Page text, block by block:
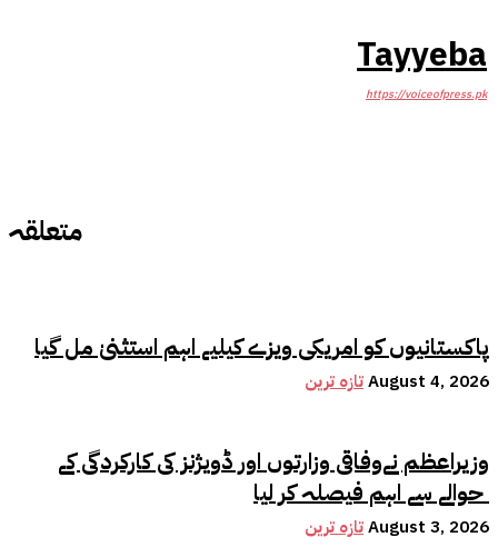
متعلقہ
پاکستانیوں کو امریکی ویزے کیلیے اہم استثنیٰ مل گیا
تازہ ترینAugust 4, 2026
وزیراعظم نےوفاقی وزارتوں اور ڈویژنز کی کارکردگی کے
حوالے سے اہم فیصلہ کر لیا
تازہ ترینAugust 3, 2026
Tayyeba
https://voiceofpress.pk